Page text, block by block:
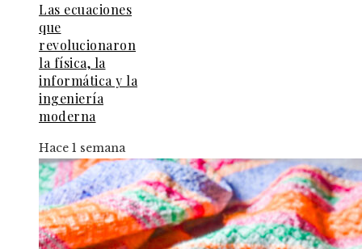
Las ecuaciones
que
revolucionaron
la física, la
informática y la
ingeniería
moderna
Hace 1 semana